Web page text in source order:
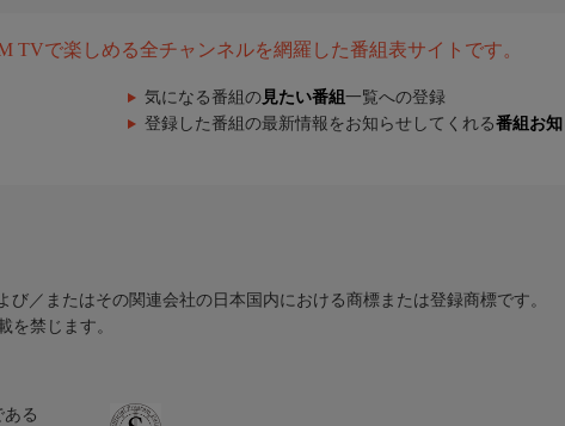
TVで楽しめる全チャンネルを網羅した番組表サイトです。
気になる番組の 見たい番組 一覧への登録
登録した番組の最新情報をお知らせしてくれる番組お
／またはその関連会社の日本国内における商標または登録商標です。
を禁じます。
る